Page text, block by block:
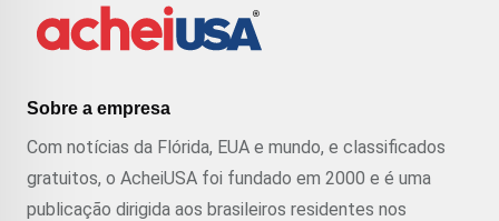
Sobre a empresa
Com notícias da Flórida, EUA e mundo, e classificados
gratuitos, o AcheiUSA foi fundado em 2000 e é uma
publicação dirigida aos brasileiros residentes nos